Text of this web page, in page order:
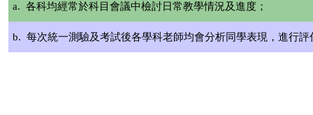
a. 各科均經常於科目會議中檢討日常教學情況及進度；
b. 每次統一測驗及考試後各學科老師均會分析同學表現，進行